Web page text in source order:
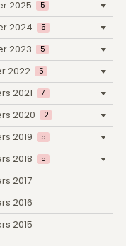
2025 5
2024 5
2023 5
2022 5
2021 7
2020 2
2019 5
2018 5
2017
2016
2015